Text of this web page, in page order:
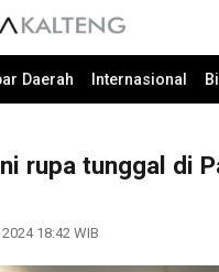
Daerah Internasional
rupa tunggal di
18:42 WIB